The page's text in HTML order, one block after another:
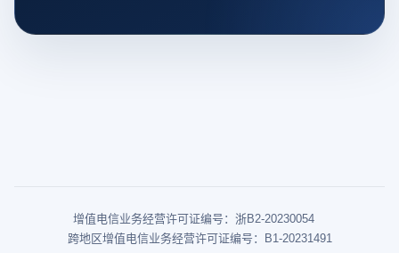
增值电信业务经营许可证编号：浙B2-20230054
跨地区增值电信业务经营许可证编号：B1-20231491